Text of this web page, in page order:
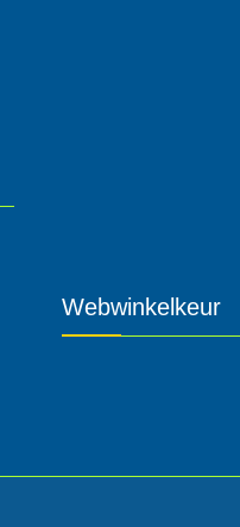
Webwinkelkeur